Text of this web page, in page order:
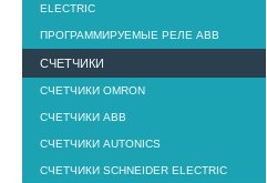
ELECTRIC
ПРОГРАММИРУЕМЫЕ РЕЛЕ ABB
СЧЕТЧИКИ
СЧЕТЧИКИ OMRON
СЧЕТЧИКИ ABB
СЧЕТЧИКИ AUTONICS
СЧЕТЧИКИ SCHNEIDER ELECTRIC